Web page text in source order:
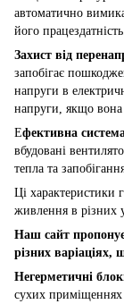
автоматично
його
Захист від
запобігає
напруги в
напруги, якщо
Ефективна
вбудовані
тепла та
Ці характеристики
живлення в різних
Наш сайт
різних
Негерметичні
сухих приміщеннях